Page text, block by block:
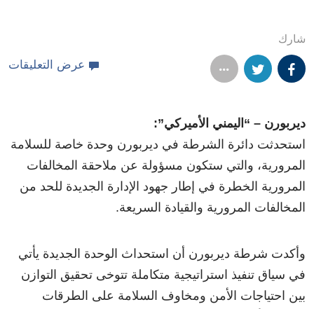
شارك
عرض التعليقات
ديربورن – “اليمني الأميركي”:
استحدثت دائرة الشرطة في ديربورن وحدة خاصة للسلامة
المرورية، والتي ستكون مسؤولة عن ملاحقة المخالفات
المرورية الخطرة في إطار جهود الإدارة الجديدة للحد من
المخالفات المرورية والقيادة السريعة.
وأكدت شرطة ديربورن أن استحداث الوحدة الجديدة يأتي
في سياق تنفيذ استراتيجية متكاملة تتوخى تحقيق التوازن
بين احتياجات الأمن ومخاوف السلامة على الطرقات